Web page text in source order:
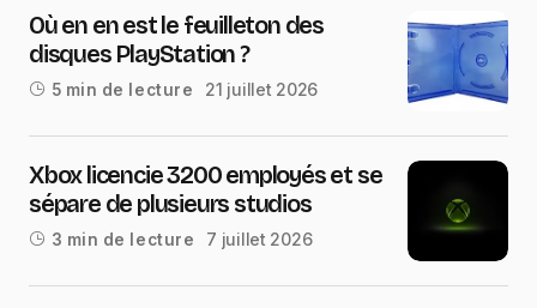
Où en en est le feuilleton des
disques PlayStation ?
5 min de lecture 21 juillet 2026
Xbox licencie 3200 employés et se
sépare de plusieurs studios
3 min de lecture 7 juillet 2026